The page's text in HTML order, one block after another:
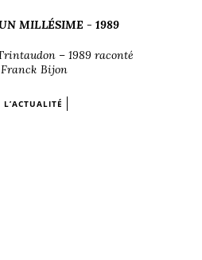
MILLÉSIME - 1989
– 1989 raconté
Bijon
L’ACTUALITÉ